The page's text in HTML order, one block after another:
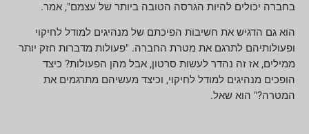
בחברה יכולים להיות הגרסה הטובה ביותר של עצמם", אמר.
הוא גם הדגיש את חשיבות הפיכתם של מנהיגים למודל לחיקוי
ופעולותיהם לתרגם את מטרת החברה. "פעולות מדברות חזק יותר
ממילים, אז זה נהדר לעשות סרטון, אבל מהן הפעולות? כיצד
הופכים מנהיגים למודל לחיקוי, וכיצד מעשיהם מתרגמים את
המטרה?" הוא שאל.